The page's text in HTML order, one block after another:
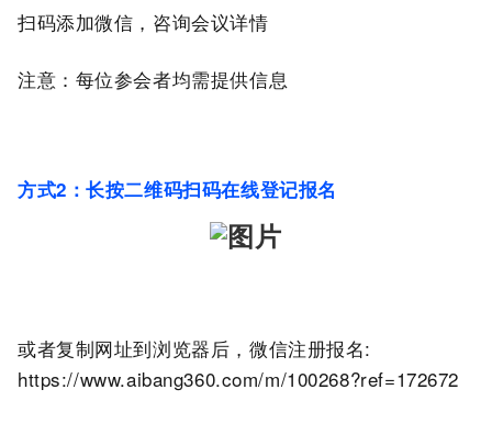
扫码添加微信，咨询会议详情
注意：每位参会者均需提供信息
方式2 ：长按二维码扫码在线登记报名
或者复制网址到浏览器后，微信注册报名:
https://www.aibang360.com/m/100268?ref=172672